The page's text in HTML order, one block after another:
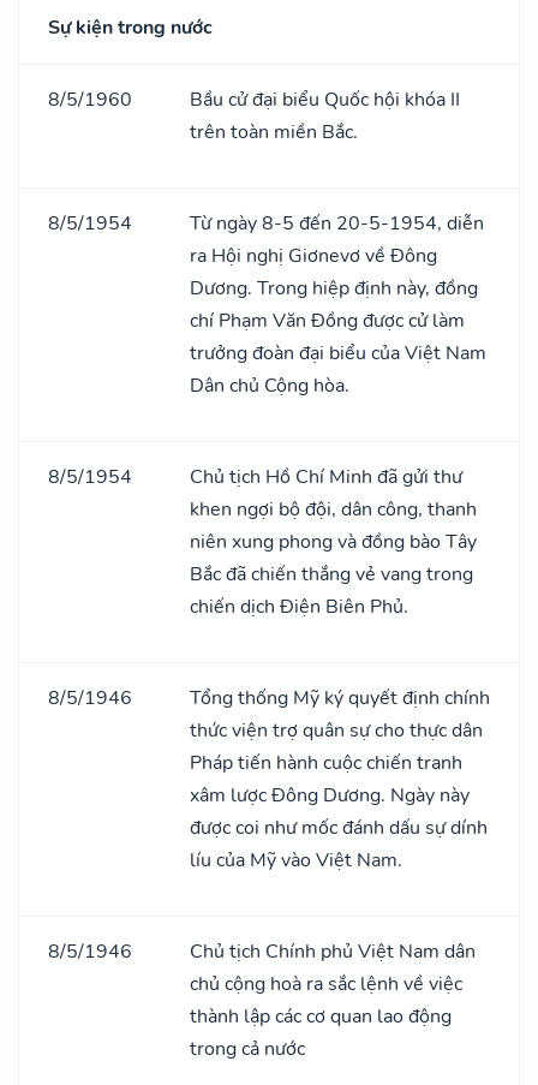
Sự kiện trong nước
8/5/1960
Bầu cử đại biểu Quốc hội khóa II
trên toàn miền Bắc.
8/5/1954
Từ ngày 8-5 đến 20-5-1954, diễn
ra Hội nghị Giơnevơ về Đông
Dương. Trong hiệp định này, đồng
chí Phạm Văn Đồng được cử làm
trưởng đoàn đại biểu của Việt Nam
Dân chủ Cộng hòa.
8/5/1954
Chủ tịch Hồ Chí Minh đã gửi thư
khen ngợi bộ đội, dân công, thanh
niên xung phong và đồng bào Tây
Bắc đã chiến thắng vẻ vang trong
chiến dịch Điện Biên Phủ.
8/5/1946
Tổng thống Mỹ ký quyết định chính
thức viện trợ quân sự cho thực dân
Pháp tiến hành cuộc chiến tranh
xâm lược Đông Dương. Ngày này
được coi như mốc đánh dấu sự dính
líu của Mỹ vào Việt Nam.
8/5/1946
Chủ tịch Chính phủ Việt Nam dân
chủ cộng hoà ra sắc lệnh về việc
thành lập các cơ quan lao động
trong cả nước